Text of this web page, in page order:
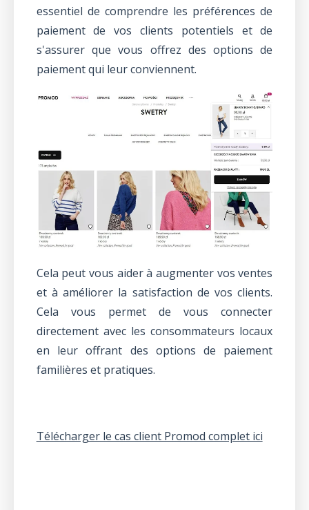
essentiel de comprendre les préférences de
paiement de vos clients potentiels et de
s'assurer que vous offrez des options de
paiement qui leur conviennent.
Cela peut vous aider à augmenter vos ventes
et à améliorer la satisfaction de vos clients.
Cela vous permet de vous connecter
directement avec les consommateurs locaux
en leur offrant des options de paiement
familières et pratiques.
Télécharger le cas client Promod complet ici